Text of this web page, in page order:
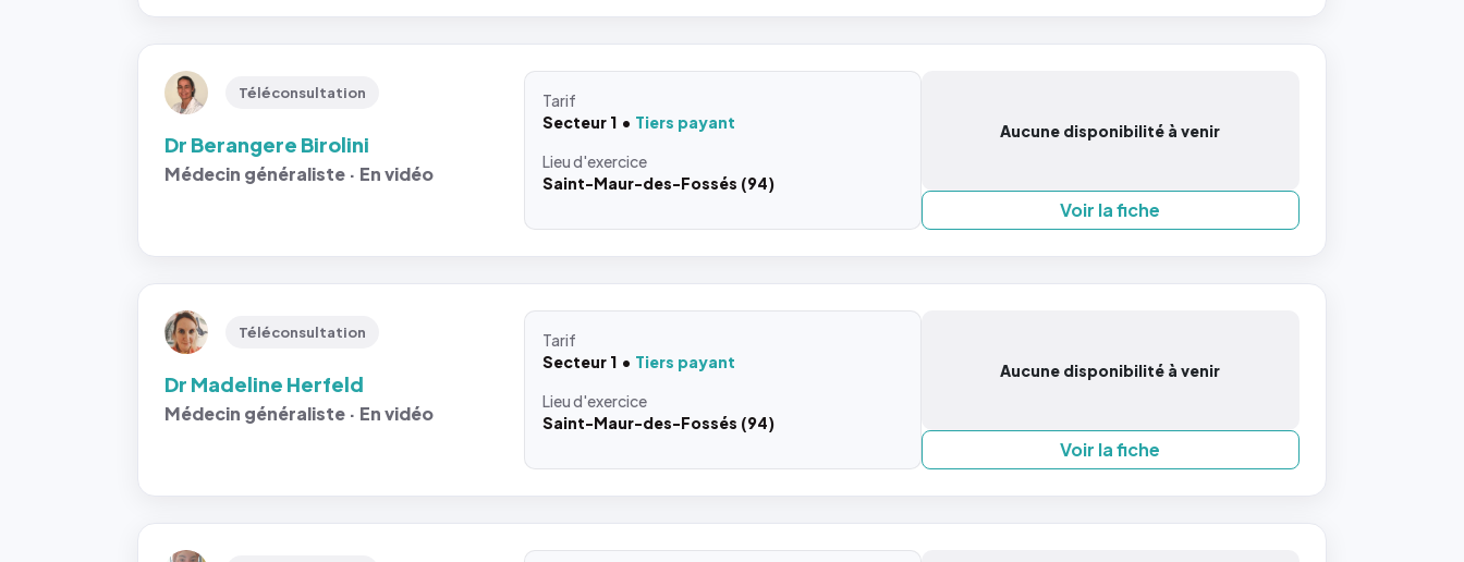
Téléconsultation
Dr Berangere Birolini
Médecin généraliste · En vidéo
Tarif
Secteur 1
Tiers payant
Lieud'exercice
Saint-Maur-des-Fossés (94)
Aucune disponibilité à venir
Voir la fiche
Téléconsultation
Dr Madeline Herfeld
Médecin généraliste · En vidéo
Tarif
Secteur 1
Tiers payant
Lieud'exercice
Saint-Maur-des-Fossés (94)
Aucune disponibilité à venir
Voir la fiche